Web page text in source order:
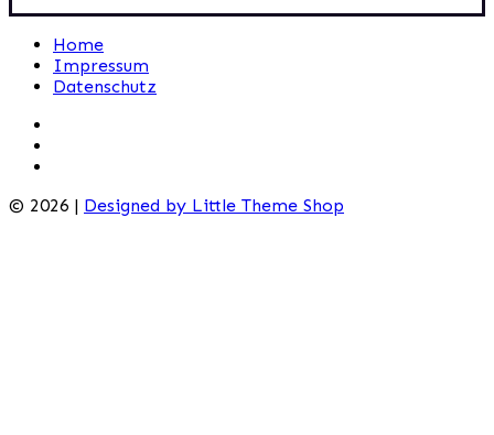
Home
Impressum
Datenschutz
© 2026 | Designed by Little Theme Shop